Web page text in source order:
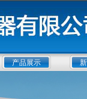
产品展示